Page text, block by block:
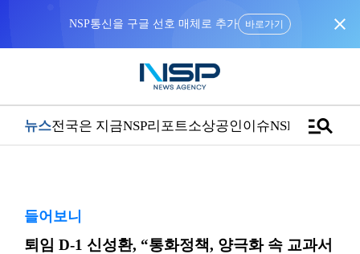
NSP통신을 구글 선호 매체로 추가 바로가기 close
뉴스전국은 지금NSP리포트소상공인이슈NSPTVmanage_search
들어보니
퇴임 D-1 신성환, “통화정책, 양극화 속 교과서